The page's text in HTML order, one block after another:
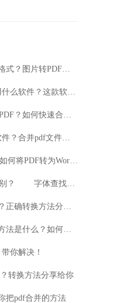
1.如何将图片转为PDF格式？图片转PDF的方法是什么？
2.图片免费转换成pdf用什么软件？这款软件不会错
3.为什么选择在线合并PDF？如何快速合并PDF文件？
4.多份pdf合并用什么软件？合并pdf文件的软件推荐
5.PDF转Word的方法？如何将PDF转为Word？
6.如何进行字体查找识别？ 字体查找识别方法
7.如何将照片转为PDF？正确转换方法分享给大家
8.在线删除PDF页面的方法是什么？如何实现在线删除PDF页面？
你解决！
转换方法分享给你
把pdf合并的方法